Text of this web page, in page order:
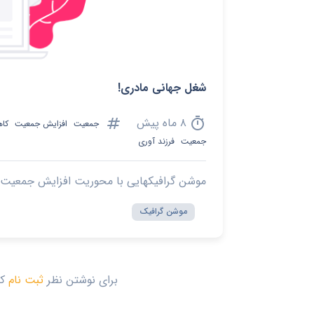
شغل جهانی مادری!
timer ۸ ماه پیش tag جمعیت افزایش جمعیت
جمعیت فرزند آوری
موشن گرافیکهایی با محوریت افزایش جمعیت
موشن گرافیک
برای نوشتن نظرثبت نام